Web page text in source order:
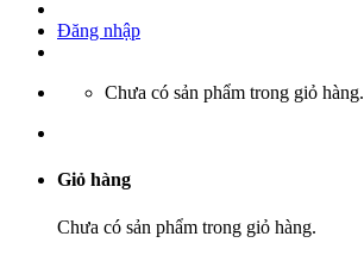
Đăng nhập
Chưa có sản phẩm trong giỏ hàng.
Giỏ hàng
Chưa có sản phẩm trong giỏ hàng.